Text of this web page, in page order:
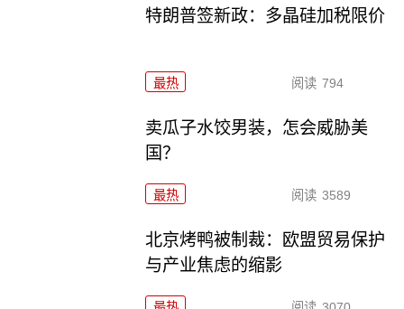
特朗普签新政：多晶硅加税限价
最热 阅读 794
卖瓜子水饺男装，怎会威胁美
国？
最热 阅读 3589
北京烤鸭被制裁：欧盟贸易保护
与产业焦虑的缩影